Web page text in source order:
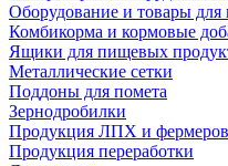
Оборудование и товары
Комбикорма и кормовые
Ящики для пищевых
Металлические сетки
Поддоны для помета
Зернодробилки
Продукция ЛПХ и фермеров
Продукция переработки